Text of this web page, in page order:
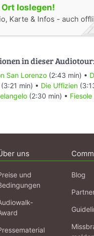
Ort loslegen!
Karte & Infos - auch
in dieser Audiotour:
San Lorenzo (2:43 min) •
(3:21 min) • Die Uffizien
(2:30 min) • Fiesole
uns
und
Blog